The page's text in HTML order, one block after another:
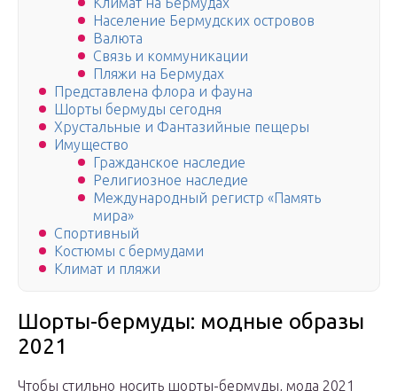
Население Бермудских островов
Валюта
Связь и коммуникации
Пляжи на Бермудах
Представлена ​​флора и фауна
Шорты бермуды сегодня
Хрустальные и Фантазийные пещеры
Имущество
Гражданское наследие
Религиозное наследие
Международный регистр «Память
мира»
Спортивный
Костюмы с бермудами
Климат и пляжи
Шорты-бермуды: модные образы
2021
Чтобы стильно носить шорты-бермуды, мода 2021